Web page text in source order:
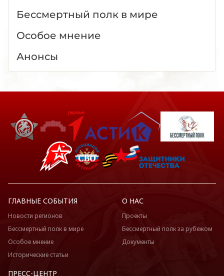
Бессмертный полк в мире
Особое мнение
Анонсы
ГЛАВНЫЕ СОБЫТИЯ
Новости регионов
Бессмертный полк в мире
Особое мнение
Исторические статьи
О НАС
Проекты
Бессмертный полк за рубежом
Документы
ПРЕСС-ЦЕНТР